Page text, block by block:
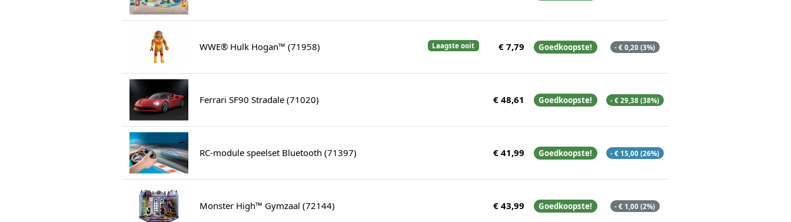
Laagste ooit
WWE® Hulk Hogan™ (71958) € 7,79 Goedkoopste! - € 0,20 (3%)
Ferrari SF90 Stradale (71020) € 48,61 Goedkoopste! - € 29,38 (38%)
RC-module speelset Bluetooth (71397) € 41,99 Goedkoopste! - € 15,00 (26%)
Monster High™ Gymzaal (72144) € 43,99 Goedkoopste! - € 1,00 (2%)